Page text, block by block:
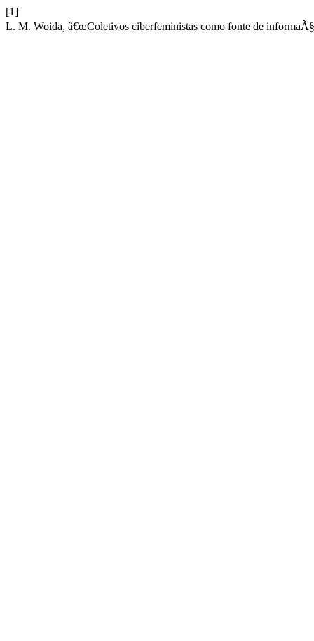
[1]
L. M. Woida, â€œColetivos ciberfeministas como fonte de